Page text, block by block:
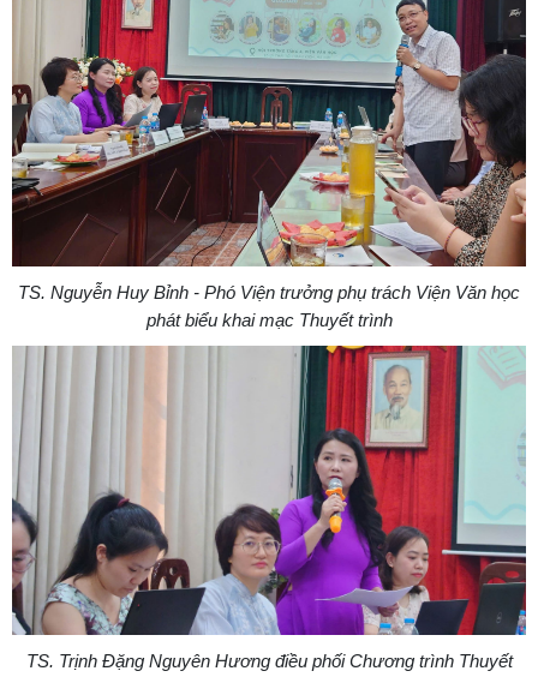
TS. Nguyễn Huy Bỉnh - Phó Viện trưởng phụ trách Viện Văn học
phát biểu khai mạc Thuyết trình
TS. Trịnh Đặng Nguyên Hương điều phối Chương trình Thuyết